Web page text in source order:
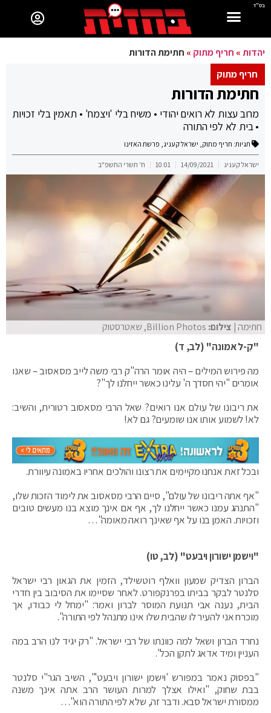
בס"ד
יהדות» חריף מתוק » חתימת הדורות
חריף מתוק
חתימת הדורות
מרוב עצות לא רואים יהודי • משיח בלי 'ויצמח' • תאמין בלי זכויות
• בית לא לפי התורה
תגיות: חריף מתוק, ישראל קעניג, פרשת האזינו
ישראל קעניג 14/09/2021
10:01 ח' תשרי התשפ"ב
חתימה| צילום: Billion Photos, שאטרסטוק
"קֵ-ל אמונה" (לב, ד)
מה פירוש המילים – היה אומר הרה"ק רבי משה לייב מסאסוב – שאנו
אומרים "יהי חסדך ה' עלינו כאשר ייחלנו לך"?
את ריבונו של עולם אנו רואים? שאל הרבי מסאסוב רטורית, והשיב:
לא! לשמוע אותו אנו שומעים? גם לא!
ובכל זאת אנחנו מקיימים את רצונו והולכים אחריו באמונה עיוורת.
"אף אתה ריבונו של עולם", סיים הרבי מסאסוב את לימוד הזכות שלו,
"התנהג עמנו כאשר ייחלנו לך, אף אם אינך מוצא בנו מעשים טובים
וזכויות. האמן בנו על אף שאינך רואה מאומה"…
"וישמן ישורון ויבעט" (לב, טו)
הברון הצדיק שמעון וואלף רוטשילד, הזמין את הגאון רבי ישראל
סלנטר לבקר בביתו בפרנקפורט. לאחר שסיימו את הסיבוב בין חדרי
הבית, נענה אבי תנועת המוסר לברון ואמר: "ימחל לי כבודו, אך
מוכרח אני להעיר לו שהבית שלו אינו מתנהל לפי התורה".
נחרד הברון ושאל למה כוונתו של רבי ישראל. "רק יגיד לנו הרב במה
העניין ומיד אדאג לתקן הכל".
"בפסוק נאמר במפורש 'וישמן ישורון ויבעט'", השיב הגר"י סלנטר
בבת שחוק, "ואילו אצלך למרות העושר הרב אתה אינך משנה
ממסורת ישראל סבא. ודבר זה, שלא לפי התורה הוא"…